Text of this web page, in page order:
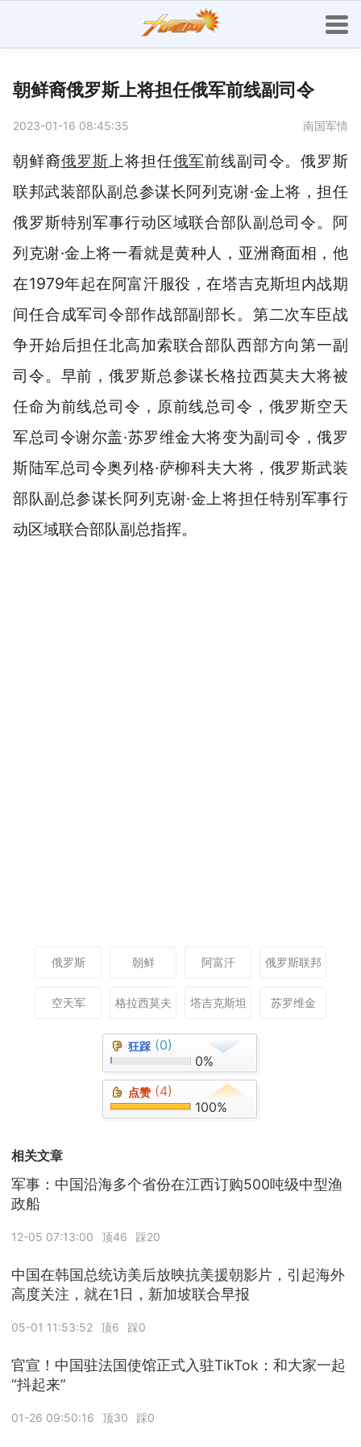
朝鲜裔俄罗斯上将担任俄军前线副司令
2023-01-16 08:45:35 南国军情
朝鲜裔俄罗斯上将担任俄军前线副司令。俄罗斯
联邦武装部队副总参谋长阿列克谢·金上将，担任
俄罗斯特别军事行动区域联合部队副总司令。阿
列克谢·金上将一看就是黄种人，亚洲裔面相，他
在1979年起在阿富汗服役，在塔吉克斯坦内战期
间任合成军司令部作战部副部长。第二次车臣战
争开始后担任北高加索联合部队西部方向第一副
司令。早前，俄罗斯总参谋长格拉西莫夫大将被
任命为前线总司令，原前线总司令，俄罗斯空天
军总司令谢尔盖·苏罗维金大将变为副司令，俄罗
斯陆军总司令奥列格·萨柳科夫大将，俄罗斯武装
部队副总参谋长阿列克谢·金上将担任特别军事行
动区域联合部队副总指挥。
俄罗斯 朝鲜 阿富汗 俄罗斯联邦
空天军 格拉西莫夫 塔吉克斯坦 苏罗维金
狂踩 (0)
0%
点赞 (4)
100%
相关文章
军事：中国沿海多个省份在江西订购500吨级中型渔
政船
12-05 07:13:00 顶46 踩20
中国在韩国总统访美后放映抗美援朝影片，引起海外
高度关注，就在1日，新加坡联合早报
05-01 11:53:52 顶6 踩0
官宣！中国驻法国使馆正式入驻TikTok：和大家一起
“抖起来”
01-26 09:50:16 顶30 踩0